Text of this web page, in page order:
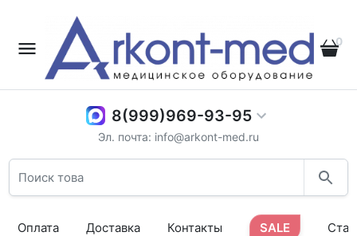
0
8(999)969-93-95
Эл. почта: info@arkont-med.ru
Оплата Доставка Контакты SALE